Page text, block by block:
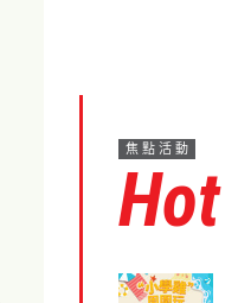
焦點活動
Hot